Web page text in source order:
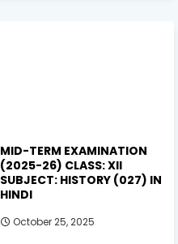
MID-TERM EXAMINATION
(2025-26) CLASS: XII
SUBJECT: HISTORY (027) IN
HINDI
October 25, 2025